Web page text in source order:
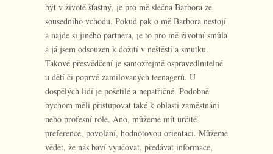
být v životě šťastný, je pro mě slečna Barbora ze
sousedního vchodu. Pokud pak o mě Barbora nestojí
a najde si jiného partnera, je to pro mě životní smůla
a já jsem odsouzen k dožití v neštěstí a smutku.
Takové přesvědčení je samozřejmě ospravedlnitelné
u dětí či poprvé zamilovaných teenagerů. U
dospělých lidí je pošetilé a nepatřičné. Podobně
bychom měli přistupovat také k oblasti zaměstnání
nebo profesní role. Ano, můžeme mít určité
preference, povolání, hodnotovou orientaci. Můžeme
vědět, že nás baví vyučovat, předávat informace,